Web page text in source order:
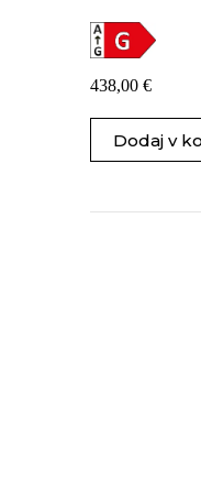
438,00 €
Dodaj v